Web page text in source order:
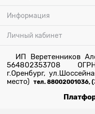
Информация
Личный кабинет
ИП Веретенников
564802353708
г.Оренбург,
место) тел. 88002001036,